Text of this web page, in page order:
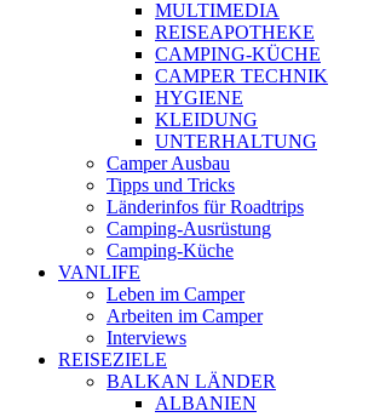
MULTIMEDIA
REISEAPOTHEKE
CAMPING-KÜCHE
CAMPER TECHNIK
HYGIENE
KLEIDUNG
UNTERHALTUNG
Camper Ausbau
Tipps und Tricks
Länderinfos für Roadtrips
Camping-Ausrüstung
Camping-Küche
VANLIFE
Leben im Camper
Arbeiten im Camper
Interviews
REISEZIELE
BALKAN LÄNDER
ALBANIEN